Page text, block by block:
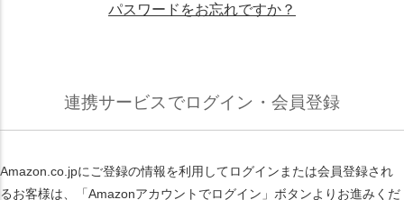
パスワードをお忘れですか？
連携サービスでログイン・会員登録
Amazon.co.jpにご登録の情報を利用してログインまたは会員登録され
るお客様は、「Amazonアカウントでログイン」ボタンよりお進みくだ